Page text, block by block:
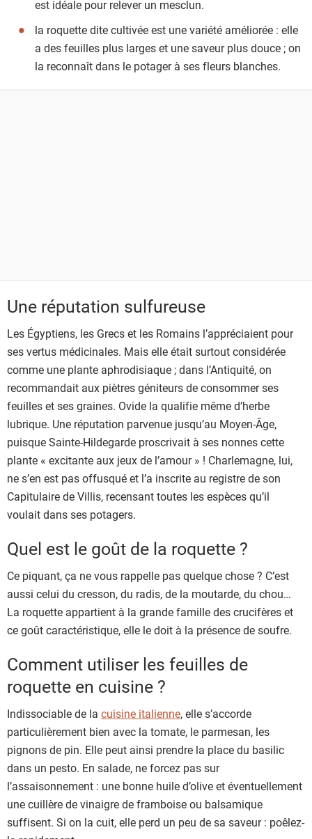
est idéale pour relever un mesclun.
la roquette dite cultivée est une variété améliorée : elle
a des feuilles plus larges et une saveur plus douce ; on
la reconnaît dans le potager à ses fleurs blanches.
Une réputation sulfureuse
Les Égyptiens, les Grecs et les Romains l’appréciaient pour
ses vertus médicinales. Mais elle était surtout considérée
comme une plante aphrodisiaque ; dans l’Antiquité, on
recommandait aux piètres géniteurs de consommer ses
feuilles et ses graines. Ovide la qualifie même d’herbe
lubrique. Une réputation parvenue jusqu’au Moyen-Âge,
puisque Sainte-Hildegarde proscrivait à ses nonnes cette
plante « excitante aux jeux de l’amour » ! Charlemagne, lui,
ne s’en est pas offusqué et l’a inscrite au registre de son
Capitulaire de Villis, recensant toutes les espèces qu’il
voulait dans ses potagers.
Quel est le goût de la roquette ?
Ce piquant, ça ne vous rappelle pas quelque chose ? C’est
aussi celui du cresson, du radis, de la moutarde, du chou…
La roquette appartient à la grande famille des crucifères et
ce goût caractéristique, elle le doit à la présence de soufre.
Comment utiliser les feuilles de
roquette en cuisine ?
Indissociable de la cuisine italienne, elle s’accorde
particulièrement bien avec la tomate, le parmesan, les
pignons de pin. Elle peut ainsi prendre la place du basilic
dans un pesto. En salade, ne forcez pas sur
l’assaisonnement : une bonne huile d’olive et éventuellement
une cuillère de vinaigre de framboise ou balsamique
suffisent. Si on la cuit, elle perd un peu de sa saveur : poêlez-